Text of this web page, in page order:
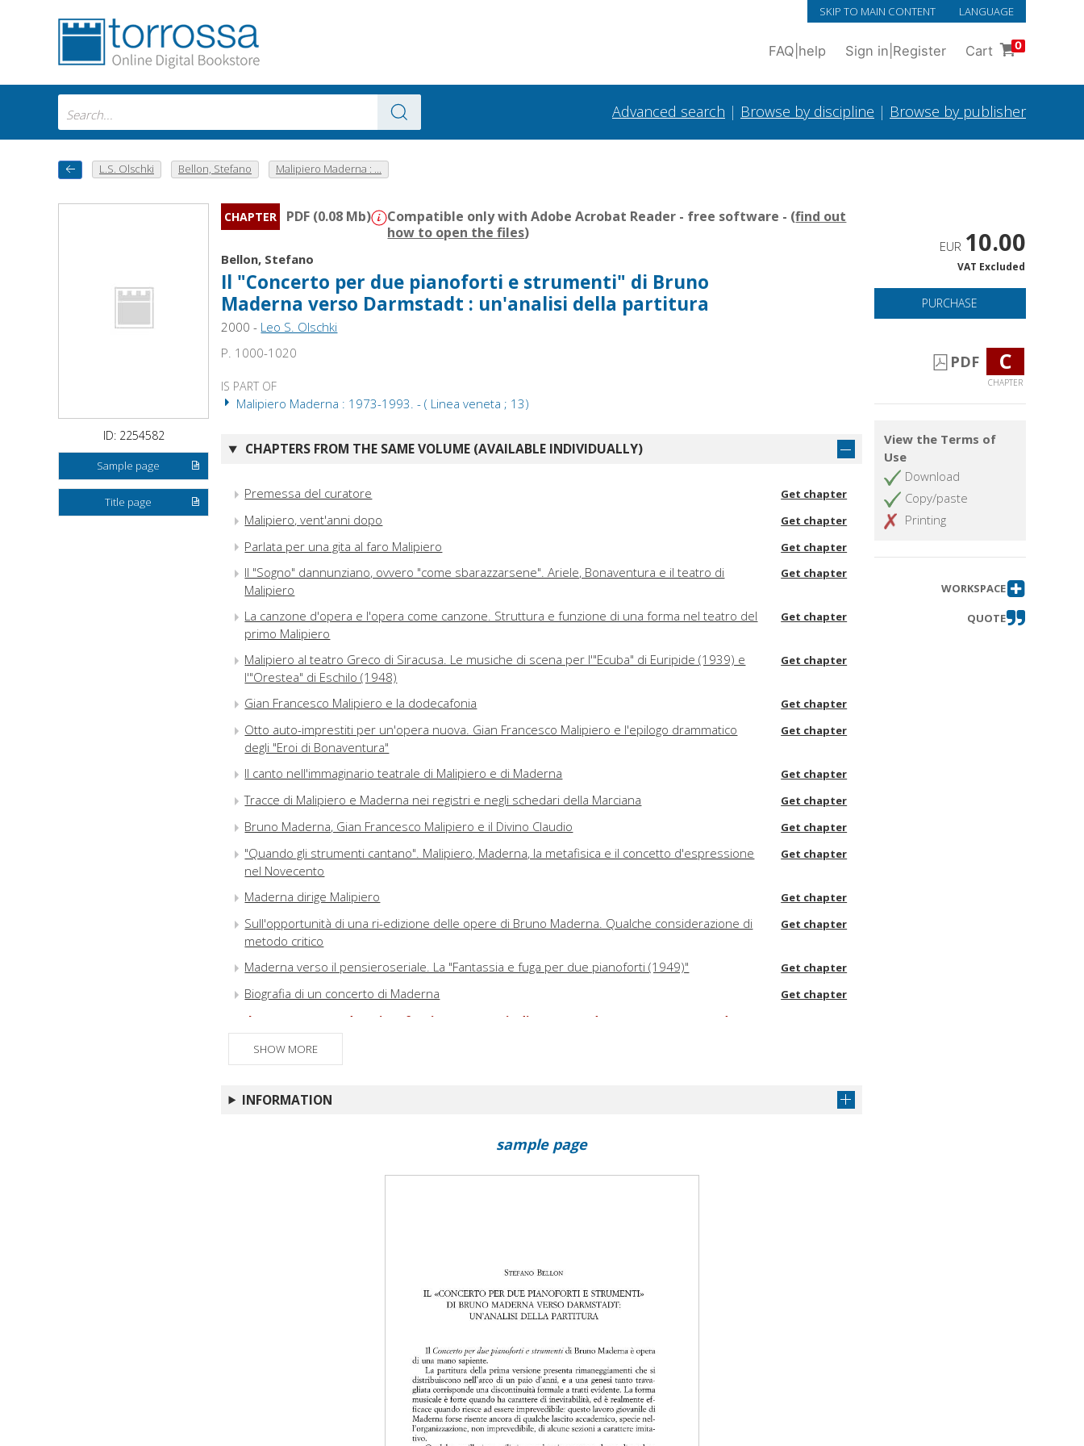
SKIP TO MAIN CONTENT LANGUAGE
FAQ help Sign in Register Cart 0
Advanced search | Browse by discipline | Browse by publisher
L.S. Olschki Bellon, Stefano Malipiero Maderna : ...
ID: 2254582
Sample page
Title page
CHAPTER PDF (0.08 Mb) Compatible only with Adobe Acrobat Reader - free software - (find out
how to open the files)
Bellon, Stefano
Il "Concerto per due pianoforti e strumenti" di Bruno
Maderna verso Darmstadt : un'analisi della partitura
2000 - Leo S. Olschki
P. 1000-1020
IS PART OF
Malipiero Maderna : 1973-1993. - ( Linea veneta ; 13)
CHAPTERS FROM THE SAME VOLUME (AVAILABLE INDIVIDUALLY)
Premessa del curatore Get chapter
Malipiero, vent'anni dopo Get chapter
Parlata per una gita al faro Malipiero Get chapter
Il "Sogno" dannunziano, ovvero "come sbarazzarsene". Ariele, Bonaventura e il teatro di
Malipiero
Get chapter
La canzone d'opera e l'opera come canzone. Struttura e funzione di una forma nel teatro del
primo Malipiero
Get chapter
Malipiero al teatro Greco di Siracusa. Le musiche di scena per l'"Ecuba" di Euripide (1939) e
l'"Orestea" di Eschilo (1948)
Get chapter
Gian Francesco Malipiero e la dodecafonia Get chapter
Otto auto-imprestiti per un'opera nuova. Gian Francesco Malipiero e l'epilogo drammatico
degli "Eroi di Bonaventura"
Get chapter
Il canto nell'immaginario teatrale di Malipiero e di Maderna Get chapter
Tracce di Malipiero e Maderna nei registri e negli schedari della Marciana Get chapter
Bruno Maderna, Gian Francesco Malipiero e il Divino Claudio Get chapter
"Quando gli strumenti cantano". Malipiero, Maderna, la metafisica e il concetto d'espressione
nel Novecento
Get chapter
Maderna dirige Malipiero Get chapter
Sull'opportunità di una ri-edizione delle opere di Bruno Maderna. Qualche considerazione di
metodo critico
Get chapter
Maderna verso il pensieroseriale. La "Fantassia e fuga per due pianoforti (1949)" Get chapter
Biografia di un concerto di Maderna Get chapter
Il "Concerto per due pianoforti e strumenti" di Bruno Maderna verso Darmstadt
Indice dei nomi
SHOW MORE
INFORMATION
EUR 10.00
VAT Excluded
PURCHASE
PDF C
CHAPTER
View the Terms of
Use
Download
Copy/paste
Printing
WORKSPACE
QUOTE
sample page